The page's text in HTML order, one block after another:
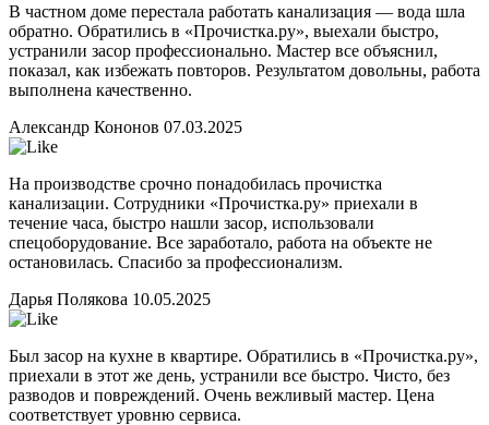
В частном доме перестала работать канализация — вода шла
обратно. Обратились в «Прочистка.ру», выехали быстро,
устранили засор профессионально. Мастер все объяснил,
показал, как избежать повторов. Результатом довольны, работа
выполнена качественно.
Александр Кононов 07.03.2025
На производстве срочно понадобилась прочистка
канализации. Сотрудники «Прочистка.ру» приехали в
течение часа, быстро нашли засор, использовали
спецоборудование. Все заработало, работа на объекте не
остановилась. Спасибо за профессионализм.
Дарья Полякова 10.05.2025
Был засор на кухне в квартире. Обратились в «Прочистка.ру»,
приехали в этот же день, устранили все быстро. Чисто, без
разводов и повреждений. Очень вежливый мастер. Цена
соответствует уровню сервиса.